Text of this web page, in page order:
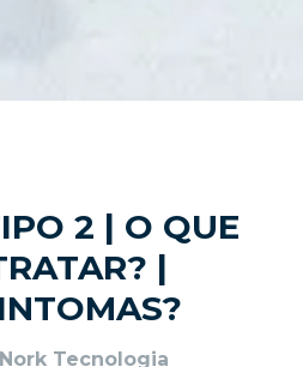
2 | O QUE
|
Nork Tecnologia